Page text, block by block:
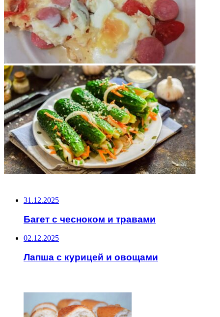
31.12.2025
Багет с чесноком и травами
02.12.2025
Лапша с курицей и овощами